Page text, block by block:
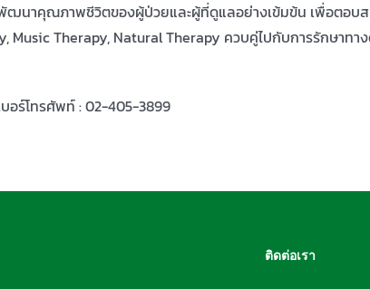
นาคุณภาพชีวิตของผู้ป่วยและผู้ที่ดูแลอย่างเข้มข้น เพื่อตอบ
Therapy, Natural Therapy ควบคู่ไปกับการรักษาท
อร์โทรศัพท์ : 02-405-3899
ติดต่อเรา